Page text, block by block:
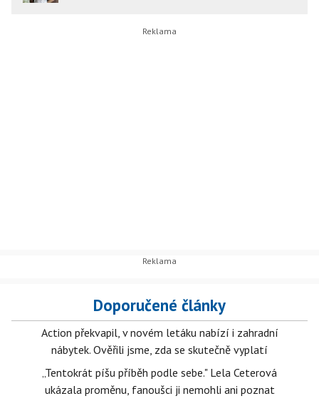
Doporučené články
Action překvapil, v novém letáku nabízí i zahradní
nábytek. Ověřili jsme, zda se skutečně vyplatí
„Tentokrát píšu příběh podle sebe." Lela Ceterová
ukázala proměnu, fanoušci ji nemohli ani poznat